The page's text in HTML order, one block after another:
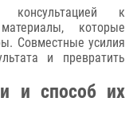
к
которые
Совместные усилия
и превратить
и способ их